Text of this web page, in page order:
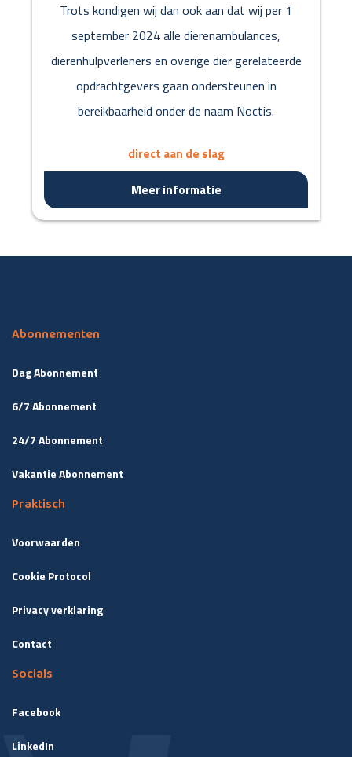
Trots kondigen wij dan ook aan dat wij per 1
september 2024 alle dierenambulances,
dierenhulpverleners en overige dier gerelateerde
opdrachtgevers gaan ondersteunen in
bereikbaarheid onder de naam Noctis.
direct aan de slag
Meer informatie
Abonnementen
Dag Abonnement
6/7 Abonnement
24/7 Abonnement
Vakantie Abonnement
Praktisch
Voorwaarden
Cookie Protocol
Privacy verklaring
Contact
Socials
Facebook
LinkedIn